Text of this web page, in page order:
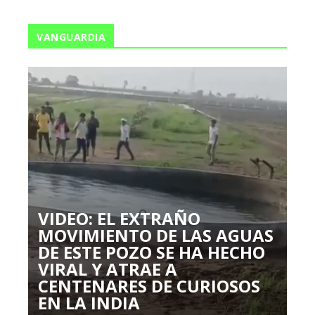
VANGUARDIA
VIDEO: EL EXTRAÑO
MOVIMIENTO DE LAS AGUAS
DE ESTE POZO SE HA HECHO
VIRAL Y ATRAE A
CENTENARES DE CURIOSOS
EN LA INDIA